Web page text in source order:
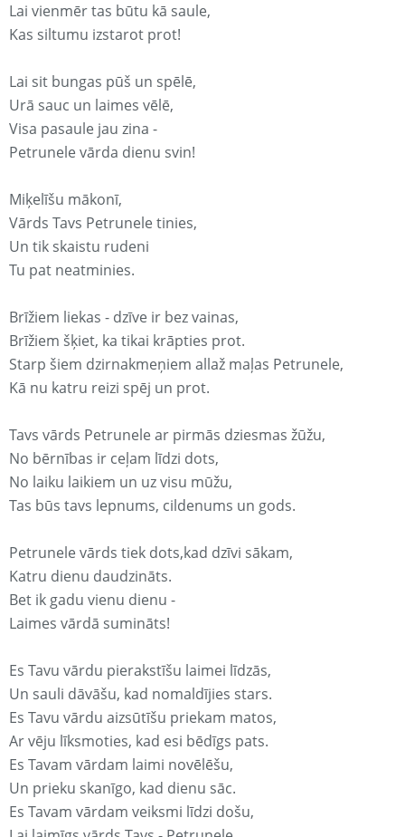
Lai vienmēr tas būtu kā saule,
Kas siltumu izstarot prot!
Lai sit bungas pūš un spēlē,
Urā sauc un laimes vēlē,
Visa pasaule jau zina -
Petrunele vārda dienu svin!
Miķelīšu mākonī,
Vārds Tavs Petrunele tinies,
Un tik skaistu rudeni
Tu pat neatminies.
Brīžiem liekas - dzīve ir bez vainas,
Brīžiem šķiet, ka tikai krāpties prot.
Starp šiem dzirnakmeņiem allaž maļas Petrunele,
Kā nu katru reizi spēj un prot.
Tavs vārds Petrunele ar pirmās dziesmas žūžu,
No bērnības ir ceļam līdzi dots,
No laiku laikiem un uz visu mūžu,
Tas būs tavs lepnums, cildenums un gods.
Petrunele vārds tiek dots,kad dzīvi sākam,
Katru dienu daudzināts.
Bet ik gadu vienu dienu -
Laimes vārdā sumināts!
Es Tavu vārdu pierakstīšu laimei līdzās,
Un sauli dāvāšu, kad nomaldījies stars.
Es Tavu vārdu aizsūtīšu priekam matos,
Ar vēju līksmoties, kad esi bēdīgs pats.
Es Tavam vārdam laimi novēlēšu,
Un prieku skanīgo, kad dienu sāc.
Es Tavam vārdam veiksmi līdzi došu,